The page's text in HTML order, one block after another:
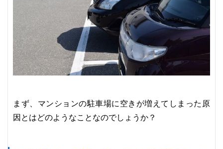
まず、マンションの駐車場に空きが増えてしまった原
因とはどのようなことなのでしょうか？